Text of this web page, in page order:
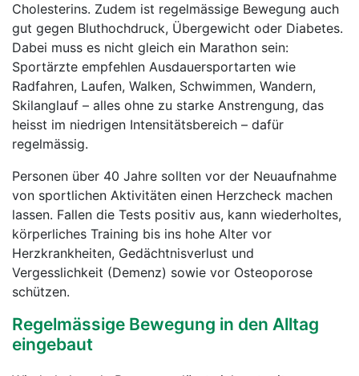
Cholesterins. Zudem ist regelmässige Bewegung auch
gut gegen Bluthochdruck, Übergewicht oder Diabetes.
Dabei muss es nicht gleich ein Marathon sein:
Sportärzte empfehlen Ausdauersportarten wie
Radfahren, Laufen, Walken, Schwimmen, Wandern,
Skilanglauf – alles ohne zu starke Anstrengung, das
heisst im niedrigen Intensitätsbereich – dafür
regelmässig.
Personen über 40 Jahre sollten vor der Neuaufnahme
von sportlichen Aktivitäten einen Herzcheck machen
lassen. Fallen die Tests positiv aus, kann wiederholtes,
körperliches Training bis ins hohe Alter vor
Herzkrankheiten, Gedächtnisverlust und
Vergesslichkeit (Demenz) sowie vor Osteoporose
schützen.
Regelmässige Bewegung in den Alltag
eingebaut